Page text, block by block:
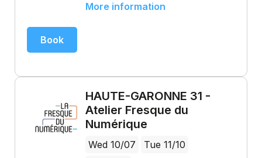
More information
Book
HAUTE-GARONNE 31 -
Atelier Fresque du
Numérique
Wed 10/07
Tue 11/10